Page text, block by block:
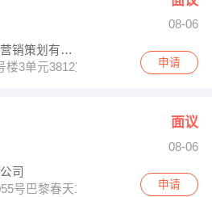
08-06
吉林省深度房地产营销策划有限公司
楼3单元3812室
申请
面议
08-06
司
号巴黎春天1907室
申请